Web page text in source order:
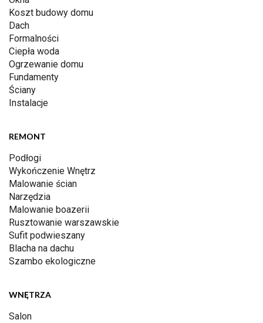
Koszt budowy domu
Dach
Formalności
Ciepła woda
Ogrzewanie domu
Fundamenty
Ściany
Instalacje
REMONT
Podłogi
Wykończenie Wnętrz
Malowanie ścian
Narzędzia
Malowanie boazerii
Rusztowanie warszawskie
Sufit podwieszany
Blacha na dachu
Szambo ekologiczne
WNĘTRZA
Salon